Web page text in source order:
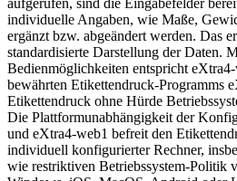
aufgerufen, sind die Eingabefelder
individuelle Angaben, wie Maße,
ergänzt bzw. abgeändert werden. Das
standardisierte Darstellung der Daten.
Bedienmöglichkeiten entspricht
bewährten Etikettendruck-Programms
Etikettendruck ohne Hürde
Die Plattformunabhängigkeit der
und eXtra4-web1 befreit den
individuell konfigurierter Rechner,
wie restriktiven Betriebssystem-Politik